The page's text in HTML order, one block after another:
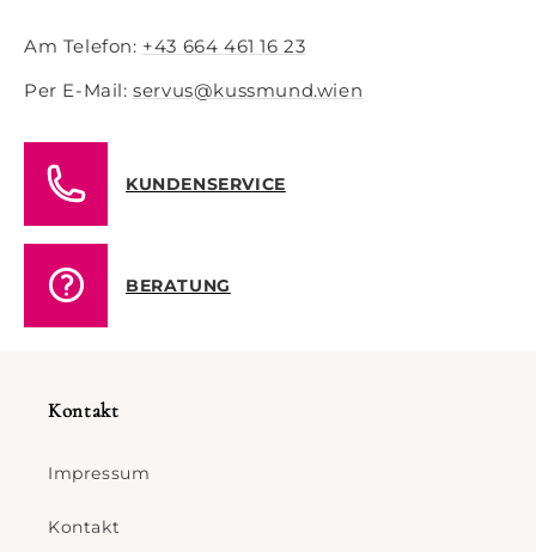
Am Telefon: +43 664 461 16 23
Per E-Mail:servus@kussmund.wien
KUNDENSERVICE
BERATUNG
Kontakt
Impressum
Kontakt